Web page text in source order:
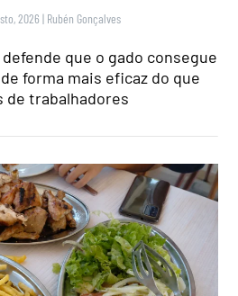
2026 | Rubén Gonçalves
que o gado consegue
forma mais eficaz do que
de trabalhadores